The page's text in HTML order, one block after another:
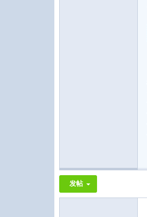
发帖